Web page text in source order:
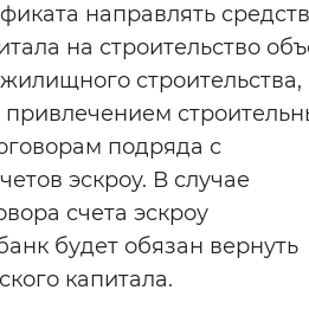
направлять
на строительство
строительства,
подряда с
эскроу. В случае
счета эскроу
будет обязан вернуть
капитала.